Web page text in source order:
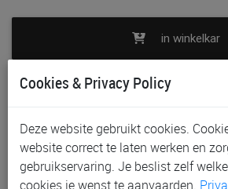
in winkelkar
toevoegen aan lijst
Gratis (en direct) af te halen in
Gent, Sint-Niklaas en Waregem
Gratis verzending vanaf € 80 *
Cookies & Privacy Policy
Deze website gebruikt cookies.
website correct te laten werken en
gebruikservaring. Je beslist zelf
cookies je wenst te aanvaarden.